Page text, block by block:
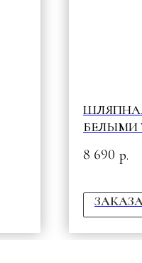
БЕЛЫМИ
8 690 р.